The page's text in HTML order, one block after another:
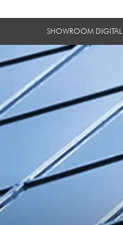
SHOWROOM DIGITAL